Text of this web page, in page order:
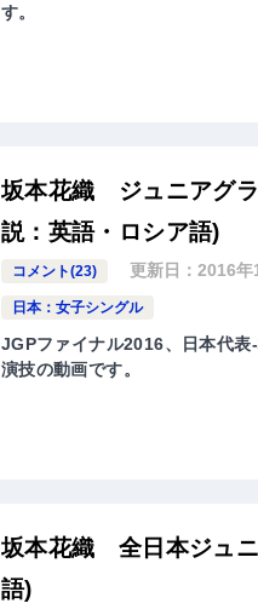
す。
坂本花織 ジュニアグ
説：英語・ロシア語)
コメント(23) 更新日：2016年
日本：女子シングル
JGPファイナル2016、日本代
演技の動画です。
坂本花織 全日本ジュ
語)